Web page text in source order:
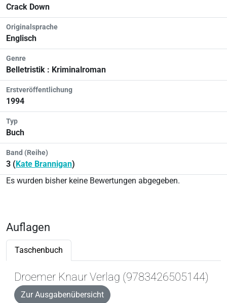
Crack Down
Originalsprache
Englisch
Genre
Belletristik : Kriminalroman
Erstveröffentlichung
1994
Typ
Buch
Band (Reihe)
3 (Kate Brannigan)
Es wurden bisher keine Bewertungen abgegeben.
Auflagen
Taschenbuch
Droemer Knaur Verlag (9783426505144)
Zur Ausgabenübersicht